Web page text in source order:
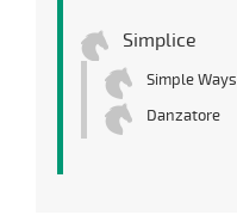
Simplice
Simple Ways
Danzatore